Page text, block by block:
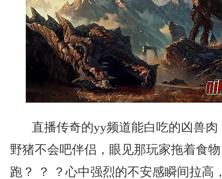
直播传奇的yy频道能白吃的凶兽
野猪不会吧伴侣，眼见那玩家拖着食
跑？ ？ ？心中强烈的不安感瞬间拉高